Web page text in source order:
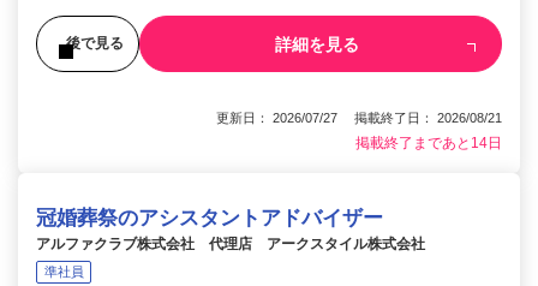
後で見る 詳細を見る
更新日： 2026/07/27 掲載終了日： 2026/08/21
掲載終了まであと14日
冠婚葬祭のアシスタントアドバイザー
アルファクラブ株式会社 代理店 アークスタイル株式会社
準社員